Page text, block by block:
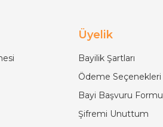
Üyelik
Bayilik Şartları
Ödeme Seçenekleri
Bayi Başvuru Formu
Şifremi Unuttum